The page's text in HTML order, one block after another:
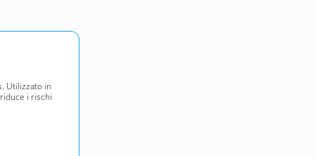
Utilizzato in
i rischi